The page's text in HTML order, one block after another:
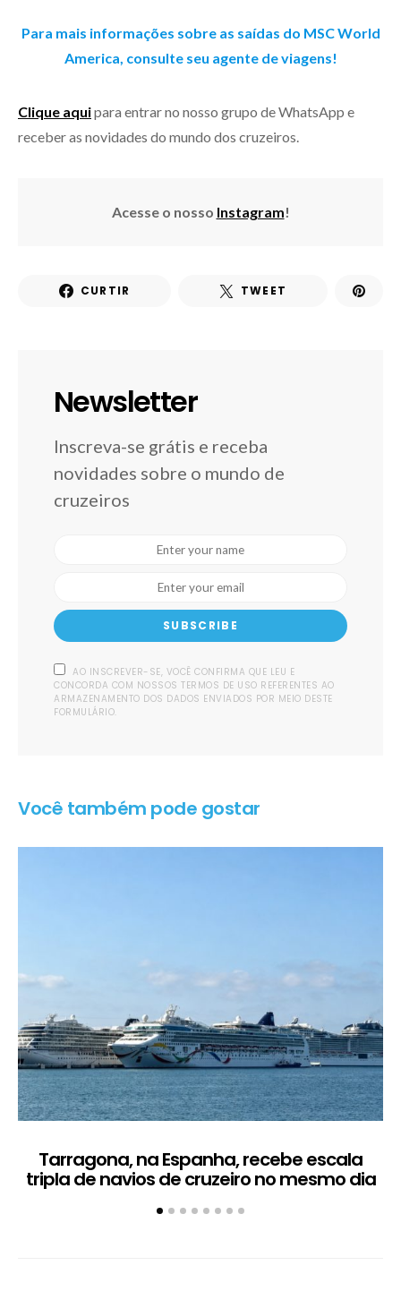
Para mais informações sobre as saídas do MSC World
America, consulte seu agente de viagens!
Clique aquipara entrar no nosso grupo de WhatsApp e
receber as novidades do mundo dos cruzeiros.
Acesse o nosso Instagram!
CURTIR TWEET
Newsletter
Inscreva-se grátis e receba
novidades sobre o mundo de
cruzeiros
SUBSCRIBE
AO INSCREVER-SE, VOCÊ CONFIRMA QUE LEU E
CONCORDA COM NOSSOS TERMOS DE USO REFERENTES AO
ARMAZENAMENTO DOS DADOS ENVIADOS POR MEIO DESTE
FORMULÁRIO.
Você também pode gostar
Tarragona, na Espanha, recebe escala
tripla de navios de cruzeiro no mesmo dia